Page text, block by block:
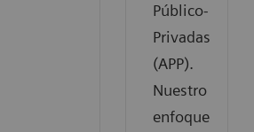
Público-
Privadas
(APP).
Nuestro
enfoque